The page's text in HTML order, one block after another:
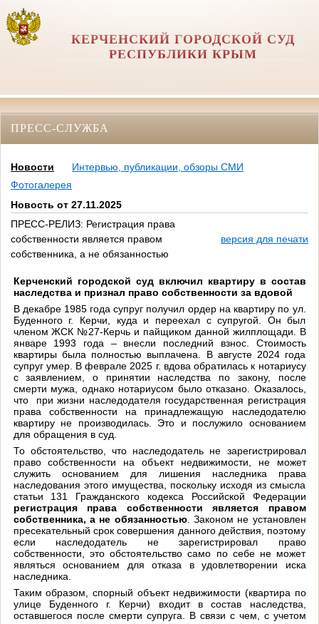
КЕРЧЕНСКИЙ ГОРОДСКОЙ СУД
РЕСПУБЛИКИ КРЫМ
ПРЕСС-СЛУЖБА
Новости
Интервью, публикации, обзоры СМИ
Фотогалерея
Новость от 27.11.2025
ПРЕСС-РЕЛИЗ: Регистрация права
собственности является правом
собственника, а не обязанностью
версия для печати
Керченский городской суд включил квартиру в состав
наследства и признал право собственности за вдовой
В декабре 1985 года супруг получил ордер на квартиру по ул.
Буденного г. Керчи, куда и переехал с супругой. Он был
членом ЖСК №27-Керчь и пайщиком данной жилплощади. В
январе 1993 года – внесли последний взнос. Стоимость
квартиры была полностью выплачена. В августе 2024 года
супруг умер. В феврале 2025 г. вдова обратилась к нотариусу
с заявлением, о принятии наследства по закону, после
смерти мужа, однако нотариусом было отказано. Оказалось,
что
при жизни наследодателя государственная регистрация
права собственности на принадлежащую наследодателю
квартиру не производилась. Это и послужило основанием
для обращения в суд.
То обстоятельство, что наследодатель не зарегистрировал
право собственности на объект недвижимости, не может
служить основанием для лишения наследника права
наследования этого имущества, поскольку исходя из смысла
статьи 131 Гражданского кодекса Российской Федерации
регистрация права собственности является правом
собственника, а не обязанностью. Законом не установлен
пресекательный срок совершения данного действия, поэтому
если наследодатель не зарегистрировал право
собственности, это обстоятельство само по себе не может
являться основанием для отказа в удовлетворении иска
наследника.
Таким образом, спорный объект недвижимости (квартира по
улице Буденного г. Керчи) входит в состав наследства,
оставшегося после смерти супруга. В связи с чем, с учетом